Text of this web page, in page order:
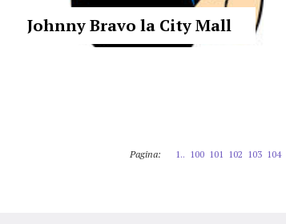
Johnny Bravo la City Mall
Pagina: 1.. 100 101 102 103 104